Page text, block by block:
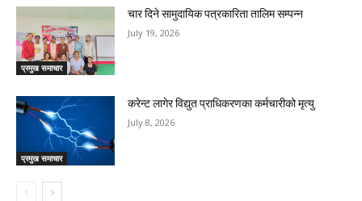
प्रमुख समाचार
चार दिने सामुदायिक पत्रकारिता तालिम सम्पन्न
July 19, 2026
प्रमुख समाचार
करेन्ट लागेर विद्युत प्राधिकरणका कर्मचारीको मृत्यु
July 8, 2026